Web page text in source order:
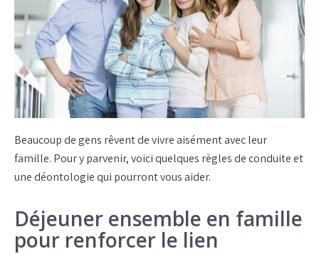
Beaucoup de gens rêvent de vivre aisément avec leur
famille. Pour y parvenir, voici quelques règles de conduite et
une déontologie qui pourront vous aider.
Déjeuner ensemble en famille
pour renforcer le lien